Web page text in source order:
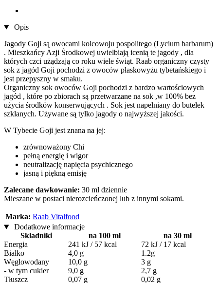
Opis
Jagody Goji są owocami kolcowoju pospolitego (Lycium barbarum)
. Mieszkańcy Azji Środkowej uwielbiają icenią te jagody , dla
których czci użądzają co roku wiele świąt. Raab organiczny czysty
sok z jagód Goji pochodzi z owoców płaskowyżu tybetańskiego i
jest przepyszny w smaku.
Organiczny sok owoców Goji pochodzi z bardzo wartościowych
jagód , które po zbiorach są przetwarzane na sok ,w 100% bez
użycia środków konserwujących . Sok jest napełniany do butelek
szklanych. Używane są tylko jagody o najwyższej jakości.
W Tybecie Goji jest znana na jej:
zrównoważony Chi
pełną energię i wigor
neutralizację napięcia psychicznego
jasną i piękną emisję
Zalecane dawkowanie: 30 ml dziennie
Mieszane w postaci nierozcieńczonej lub z innymi sokami.
Marka: Raab Vitalfood
Dodatkowe informacje
Składniki
na 100 ml
na 30 ml
Energia
241 kJ / 57 kcal
72 kJ / 17 kcal
Białko
4,0 g
1.2g
Węglowodany
10,0 g
3 g
- w tym cukier
9,0 g
2,7 g
Tłuszcz
0,07 g 0,02 g